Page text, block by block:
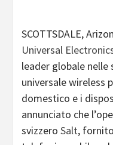
SCOTTSDALE,
Universal
leader globale
universale wireless
domestico e i
annunciato che
svizzero Salt,